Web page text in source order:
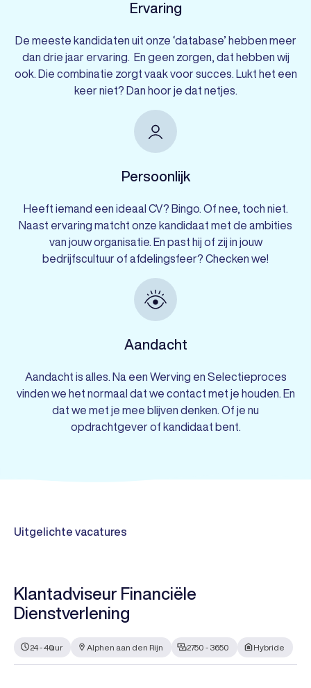
Ervaring
De meeste kandidaten uit onze ‘database’ hebben meer
dan drie jaar ervaring. En geen zorgen, dat hebben wij
ook. Die combinatie zorgt vaak voor succes. Lukt het een
keer niet? Dan hoor je dat netjes.
Persoonlijk
Heeft iemand een ideaal CV? Bingo. Of nee, toch niet.
Naast ervaring matcht onze kandidaat met de ambities
van jouw organisatie. En past hij of zij in jouw
bedrijfscultuur of afdelingsfeer? Checken we!
Aandacht
Aandacht is alles. Na een Werving en Selectieproces
vinden we het normaal dat we contact met je houden. En
dat we met je mee blijven denken. Of je nu
opdrachtgever of kandidaat bent.
Uitgelichte vacatures
Klantadviseur Financiële
Dienstverlening
24 - 40uur Alphen aan den Rijn 2750 - 3650 Hybride